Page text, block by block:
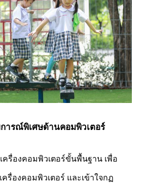
การณ์พิเศษด้านคอมพิวเตอร์
ครื่องคอมพิวเตอร์ขั้นพื้นฐาน เพื่อ
รื่องคอมพิวเตอร์ และเข้าใจกฏ